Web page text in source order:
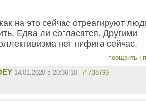
на это сейчас отреагируют
Едва ли согласятся. Другими
нет нифига сейчас.
поощрить
14.01.2020 в 20:36:10 # 738769